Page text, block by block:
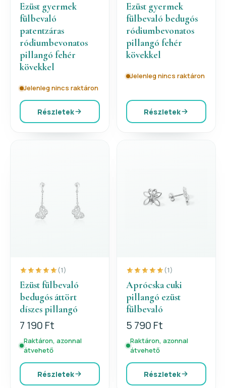
Ezüst gyermek
fülbevaló
patentzáras
ródiumbevonatos
pillangó fehér
kövekkel
Jelenleg nincs raktáron
Részletek
Ezüst gyermek
fülbevaló bedugós
ródiumbevonatos
pillangó fehér
kövekkel
Jelenleg nincs raktáron
Részletek
(1)
Ezüst fülbevaló
bedugós áttört
díszes pillangó
7 190 Ft
Raktáron, azonnal
átvehető
Részletek
(1)
Aprócska cuki
pillangó ezüst
fülbevaló
5 790 Ft
Raktáron, azonnal
átvehető
Részletek